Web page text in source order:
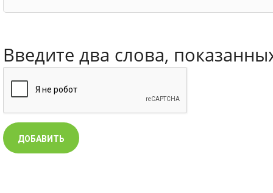
Введите два слова,